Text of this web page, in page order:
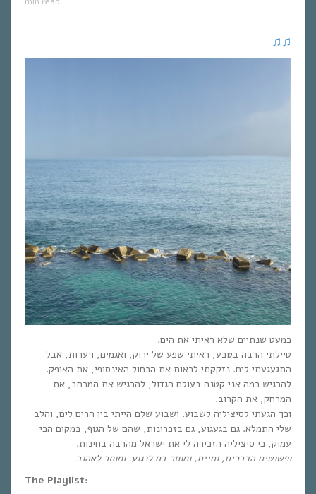
♫
♫
כמעט שנתיים שלא ראיתי את הים.
טיילתי הרבה בטבע, ראיתי שפע של ירוק, ואגמים, ויערות, אבל
התגעגעתי לים. נזקקתי לראות את הכחול האינסופי, את האופק.
להרגיש כמה אני קטנה בעולם הגדול, להרגיש את המרחב, את
המרחק, את הקרוב.
וכך הגעתי לסיציליה לשבוע. ושבוע שלם הייתי בין הרים לים, והלב
שלי התמלא. גם בגעגוע, גם בזכרונות, שהם של הגוף, במקום הכי
עמוק, כי סיציליה הזכירה לי את ישראל מהרבה בחינות.
ופשוטים הדברים, וחיים, ומותר בם לנגוע. ומותר לאהוב.
The Playlist: